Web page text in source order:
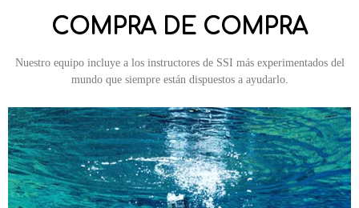
COMPRA DE COMPRA
Nuestro equipo incluye a los instructores de SSI más experimentados del
mundo que siempre están dispuestos a ayudarlo.